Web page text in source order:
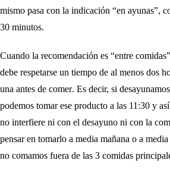
mismo pasa con la indicación “en ayunas”,
30 minutos.
Cuando la recomendación es “entre comidas”
debe respetarse un tiempo de al menos dos
una antes de comer. Es decir, si
podemos tomar ese producto a las 11:30 y
no interfiere ni con el desayuno ni con la
pensar en tomarlo a media mañana o a
no comamos fuera de las 3 comidas